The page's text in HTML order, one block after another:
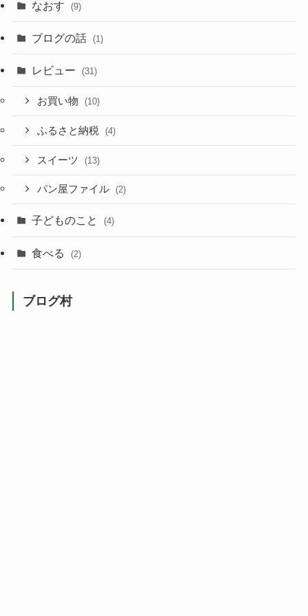
なおす (9)
ブログの話 (1)
レビュー (31)
お買い物 (10)
ふるさと納税 (4)
スイーツ (13)
パン屋ファイル (2)
子どものこと (4)
食べる (2)
ブログ村